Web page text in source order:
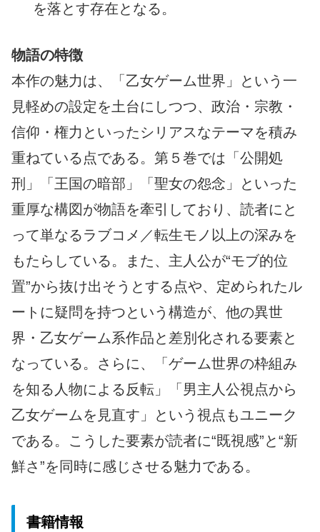
を落とす存在となる。
物語の特徴
本作の魅力は、「乙女ゲーム世界」という一
見軽めの設定を土台にしつつ、政治・宗教・
信仰・権力といったシリアスなテーマを積み
重ねている点である。第５巻では「公開処
刑」「王国の暗部」「聖女の怨念」といった
重厚な構図が物語を牽引しており、読者にと
って単なるラブコメ／転生モノ以上の深みを
もたらしている。また、主人公が“モブ的位
置”から抜け出そうとする点や、定められたル
ートに疑問を持つという構造が、他の異世
界・乙女ゲーム系作品と差別化される要素と
なっている。さらに、「ゲーム世界の枠組み
を知る人物による反転」「男主人公視点から
乙女ゲームを見直す」という視点もユニーク
である。こうした要素が読者に“既視感”と“新
鮮さ”を同時に感じさせる魅力である。
書籍情報